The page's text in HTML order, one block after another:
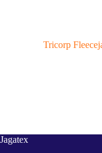
Tricorp
Jagatex